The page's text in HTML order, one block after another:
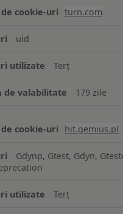
turn.com
uid
Terț
179 zile
hit.gemius.pl
Gdynp, Gtest, Gdyn,
Terț